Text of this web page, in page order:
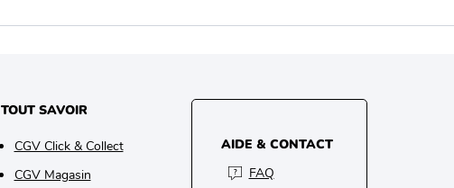
TOUT SAVOIR
CGV Click & Collect
CGV Magasin
AIDE & CONTACT
FAQ